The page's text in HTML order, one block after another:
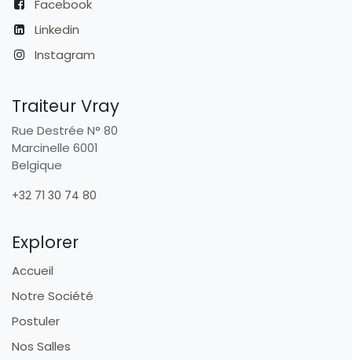
Facebook
Linkedin
Instagram
Traiteur Vray
Rue Destrée N° 80
Marcinelle 6001
Belgique
+32 71 30 74 80
Explorer
Accueil
Notre Société
Postuler
Nos Salles